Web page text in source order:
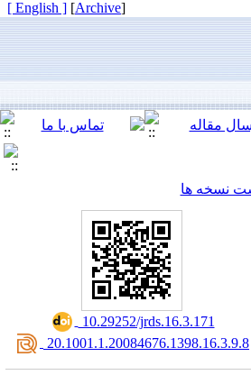
[
Archive
]
[ English ]
نسخه ها
‎ 10.29252/jrds.16.3.171
‎ 20.1001.1.20084676.1398.16.3.9.8